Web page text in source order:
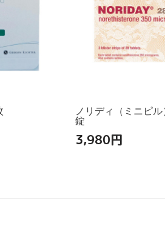
ノリディ（ミニピ
錠
3,980円